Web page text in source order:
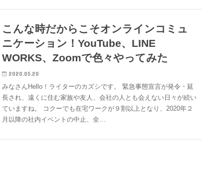
こんな時だからこそオンラインコミュ
ニケーション！YouTube、LINE
WORKS、Zoomで色々やってみた
2020.05.20
みなさんHello！ライターのカズシです。 緊急事態宣言が発令・延
長され、遠くに住む家族や友人、会社の人とも会えない日々が続い
ていますね。 コクーでも在宅ワークが９割以上となり、2020年２
月以降の社内イベントの中止、全…